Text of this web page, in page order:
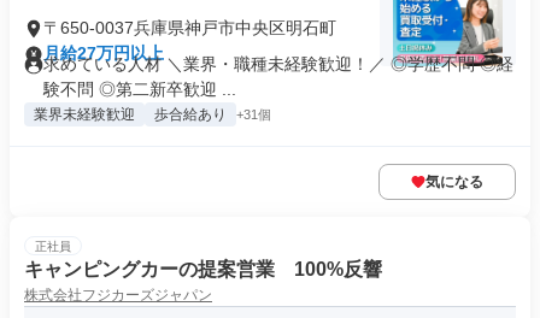
〒650-0037兵庫県神戸市中央区明石町
月給27万円以上
求めている人材 ＼業界・職種未経験歓迎！／ ◎学歴不問 ◎経
験不問 ◎第二新卒歓迎 ...
業界未経験歓迎 歩合給あり +31個
気になる
正社員
キャンピングカーの提案営業 100%反響
株式会社フジカーズジャパン